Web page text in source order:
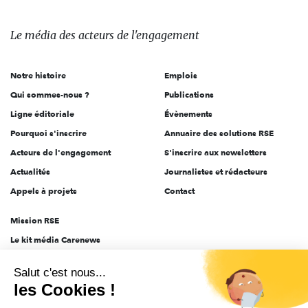
des
l'engagement
Le média des acteurs de l'engagement
Notre histoire
Qui sommes-nous ?
Ligne éditoriale
Pourquoi s'inscrire
Acteurs de l'engagement
Actualités
Appels à projets
Emplois
Publications
Évènements
Annuaire des solutions RSE
S'inscrire aux newsletters
Journalistes et rédacteurs
Contact
Mission RSE
Le kit média Carenews
AEF info
Novethic
Salut c'est nous...
les Cookies !